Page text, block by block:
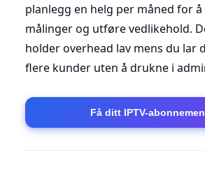
planlegg en helg per måned for
målinger og utføre vedlikehold.
holder overhead lav mens du lar
flere kunder uten å drukne i
Få ditt IPTV-